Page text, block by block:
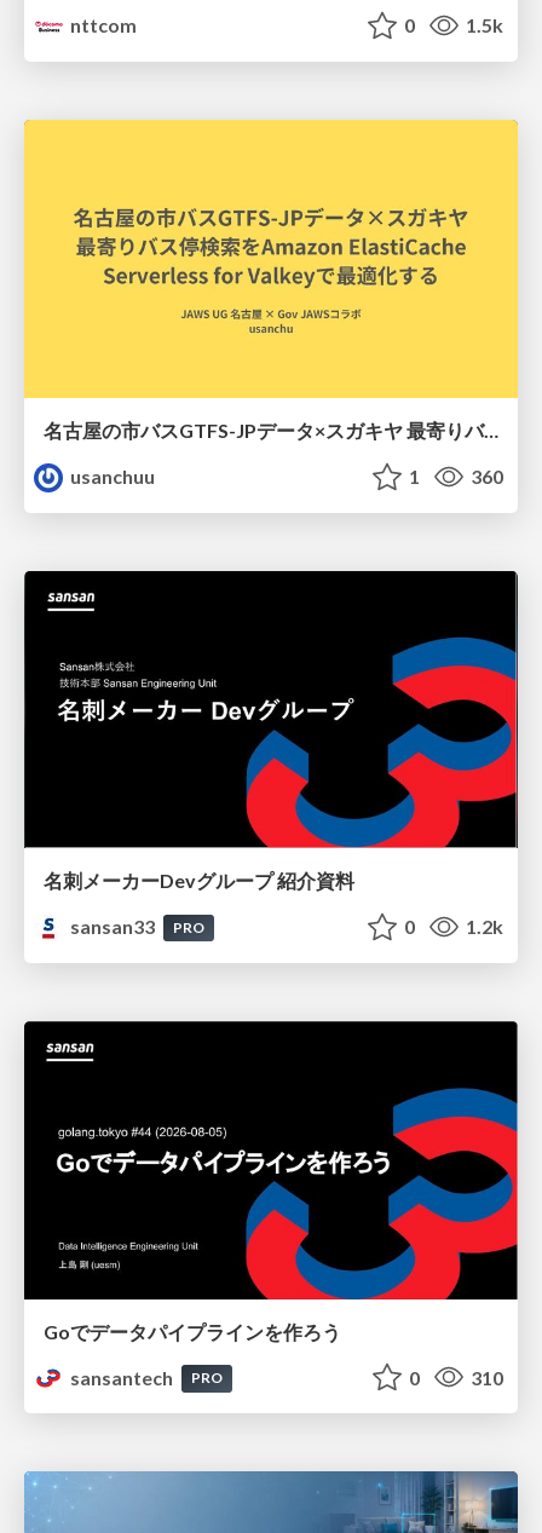
nttcom
0 1.5k
名古屋の市バスGTFS-JPデータ×スガキヤ 最寄りバス停検索をAmazon ElastiCache Serverless for Valkeyで最適化する
usanchuu
1 360
名刺メーカーDevグループ 紹介資料
sansan33
PRO 0 1.2k
Goでデータパイプラインを作ろう
sansantech
PRO 0 310